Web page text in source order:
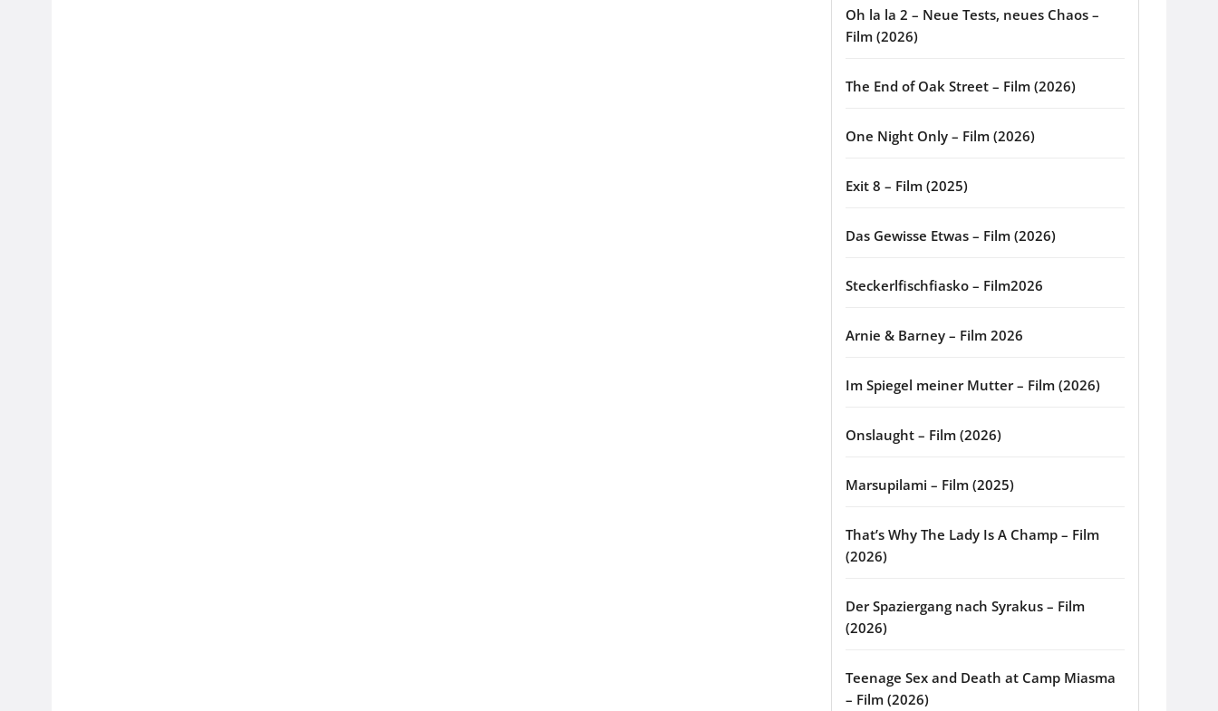
Oh la la 2 – Neue Tests, neues Chaos –
Film (2026)
The End of Oak Street – Film (2026)
One Night Only – Film (2026)
Exit 8 – Film (2025)
Das Gewisse Etwas – Film (2026)
Steckerlfischfiasko – Film2026
Arnie & Barney – Film 2026
Im Spiegel meiner Mutter – Film (2026)
Onslaught – Film (2026)
Marsupilami – Film (2025)
That’s Why The Lady Is A Champ – Film
(2026)
Der Spaziergang nach Syrakus – Film
(2026)
Teenage Sex and Death at Camp Miasma
– Film (2026)